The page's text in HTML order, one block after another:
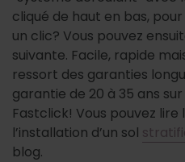
cliqué de haut en bas,
un clic? Vous pouvez
suivante. Facile, rapide
ressort des garanties
garantie de 20 à 35 ans
Fastclick! Vous pouvez
l’installation d’un sol
blog.